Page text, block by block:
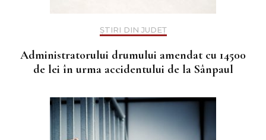
ȘTIRI DIN JUDEȚ
Administratorului drumului amendat cu 14500
de lei în urma accidentului de la Sânpaul